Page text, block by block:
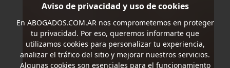
Aviso de privacidad y uso de cookies
En ABOGADOS.COM.ARnos comprometemos en proteger
tu privacidad. Por eso, queremos informarte que
utilizamos cookies para personalizar tu experiencia,
analizar el tráfico del sitio y mejorar nuestros servicios.
Algunas cookies son esenciales para el funcionamiento